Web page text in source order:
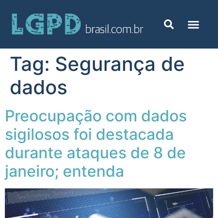
Tag: Segurança de
dados
Preocupação com dados
sigilosos foi destacada
durante ataques de 8 de
janeiro; entenda